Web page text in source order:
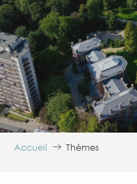
Accueil Thèmes